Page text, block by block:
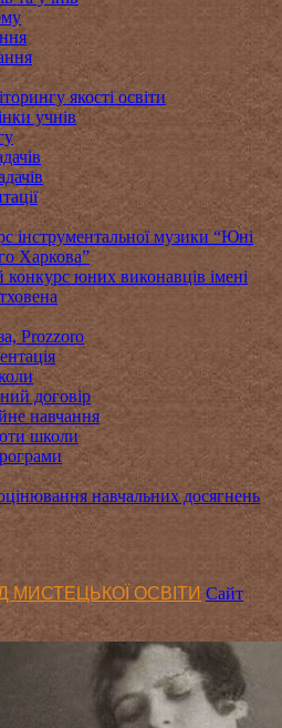
якості освіти
учнів
інструментальної музики “Юні
Харкова”
конкурс юних виконавців імені
Prozzoro
договір
навчання
школи
навчальних досягнень
ОСВІТИ Сайт